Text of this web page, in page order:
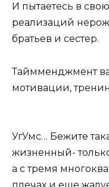
И пытаетесь в
реализаций
братьев и сестер.
Таймменджмент
мотивации,
УгУмс… Бежите
жизненный-
а с тремя